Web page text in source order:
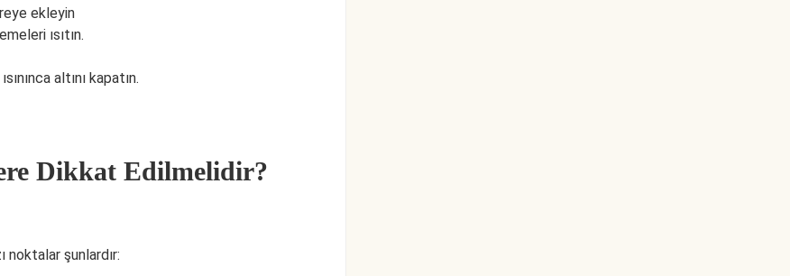
ekleyin
ısıtın.
altını kapatın.
Dikkat Edilmelidir?
noktalar şunlardır: